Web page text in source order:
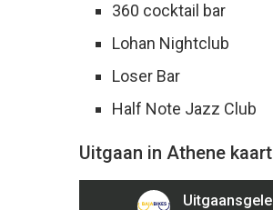
360 cocktail bar
Lohan Nightclub
Loser Bar
Half Note Jazz Club
Uitgaan in Athene kaart